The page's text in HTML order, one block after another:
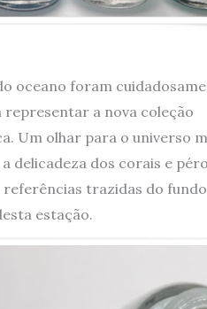
oceano foram
representar a nova coleção
Um olhar para o universo
delicadeza dos corais e
trazidas do
estação.